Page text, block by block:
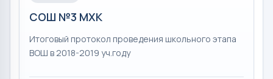
СОШ №3 МХК
Итоговый протокол проведения школьного этапа
ВОШ в 2018-2019 уч.году